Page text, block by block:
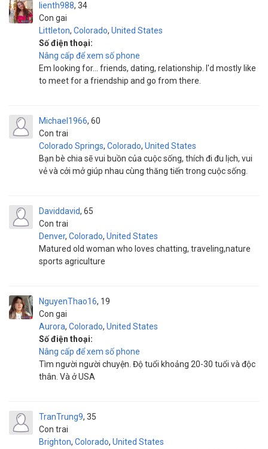
lienth988
Con gai
34
Littleton, Colorado, United States
Số điện thoại:
Nâng cấp để xem số phone
Em looking for... friends, dating, relationship. I'd mostly like
to meet for a friendship and go from there.
Michael1966
Con trai
60
Colorado Springs, Colorado, United States
Bạn bè chia sẽ vui buồn của cuộc sống, thích đi đu lịch, vui
vẻ và cởi mở giúp nhau cùng thăng tiến trong cuộc sống.
Daviddavid
Con trai
65
Denver, Colorado, United States
Matured old woman who loves chatting, traveling,nature
sports agriculture
NguyenThao16
Con gai
19
Aurora, Colorado, United States
Số điện thoại:
Nâng cấp để xem số phone
Tìm người người chuyện. Độ tuổi khoảng 20-30 tuổi và độc
thân. Và ở USA
TranTrung9
Con trai
35
Brighton, Colorado, United States